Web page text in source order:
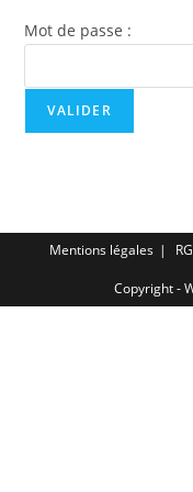
Mot de passe :
Mentions légales
Copyright -